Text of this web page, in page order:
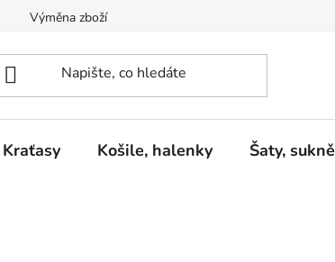
Výměna zboží
Kraťasy Košile, halenky Šaty, sukně